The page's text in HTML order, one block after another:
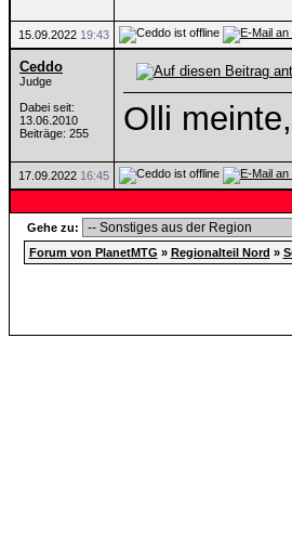
15.09.2022 19:43
Ceddo
Judge
Dabei seit:
13.06.2010
Beiträge: 255
Olli
17.09.2022 16:45
Gehe zu:
Forum von PlanetMTG » Regionalteil Nord »